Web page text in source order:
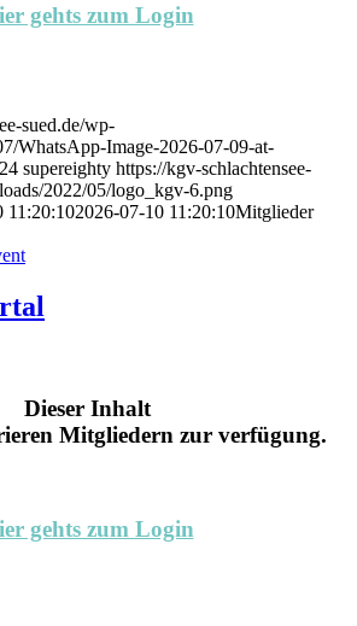
gehts zum Login
sued.de/wp-
WhatsApp-Image-2026-07-09-at-
supereighty https://kgv-schlachtensee-
2022/05/logo_kgv-6.png
11:20:102026-07-10 11:20:10Mitglieder
Dieser Inhalt
Mitgliedern zur verfügung.
gehts zum Login